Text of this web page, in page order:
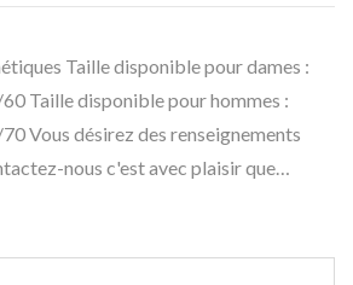
Taille disponible pour dames :
Taille disponible pour hommes :
Vous désirez des renseignements
nous c'est avec plaisir que…